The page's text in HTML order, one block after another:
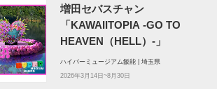
増田セバスチャン
「KAWAIITOPIA -GO TO
HEAVEN（HELL）-」
ハイパーミュージアム飯能 | 埼玉県
2026年3月14日~8月30日